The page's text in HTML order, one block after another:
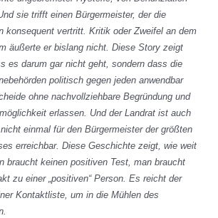
sie trifft einen Bürgermeister, der die
konsequent vertritt. Kritik oder Zweifel an dem
äußerte er bislang nicht. Diese Story zeigt
es darum gar nicht geht, sondern dass die
politisch gegen jeden anwendbar
ohne nachvollziehbare Begründung und
erlassen. Und der Landrat ist auch
einmal für den Bürgermeister der größten
erreichbar. Diese Geschichte zeigt, wie weit
braucht keinen positiven Test, man braucht
zu einer „positiven“ Person. Es reicht der
Kontaktliste, um in die Mühlen des